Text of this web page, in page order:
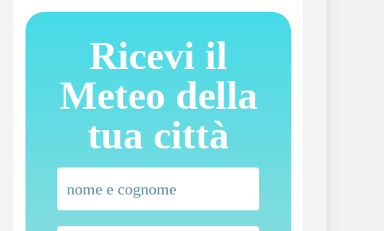
Ricevi il
Meteo della
tua città